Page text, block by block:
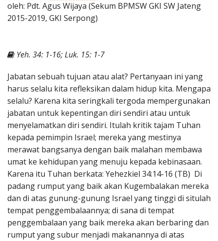
Fasilitas
oleh: Pdt. Agus Wijaya (Sekum BPMSW GKI SW Jateng
2015-2019, GKI Serpong)
Yeh. 34: 1-16; Luk. 15: 1-7
Jabatan sebuah tujuan atau alat? Pertanyaan ini yang
harus selalu kita refleksikan dalam hidup kita. Mengapa
selalu? Karena kita seringkali tergoda mempergunakan
jabatan untuk kepentingan diri sendiri atau untuk
menyelamatkan diri sendiri. Itulah kritik tajam Tuhan
kepada pemimpin Israel; mereka yang mestinya
merawat bangsanya dengan baik malahan membawa
umat ke kehidupan yang menuju kepada kebinasaan.
Karena itu Tuhan berkata: Yehezkiel 34:14-16 (TB) Di
padang rumput yang baik akan Kugembalakan mereka
dan di atas gunung-gunung Israel yang tinggi di situlah
tempat penggembalaannya; di sana di tempat
penggembalaan yang baik mereka akan berbaring dan
rumput yang subur menjadi makanannya di atas